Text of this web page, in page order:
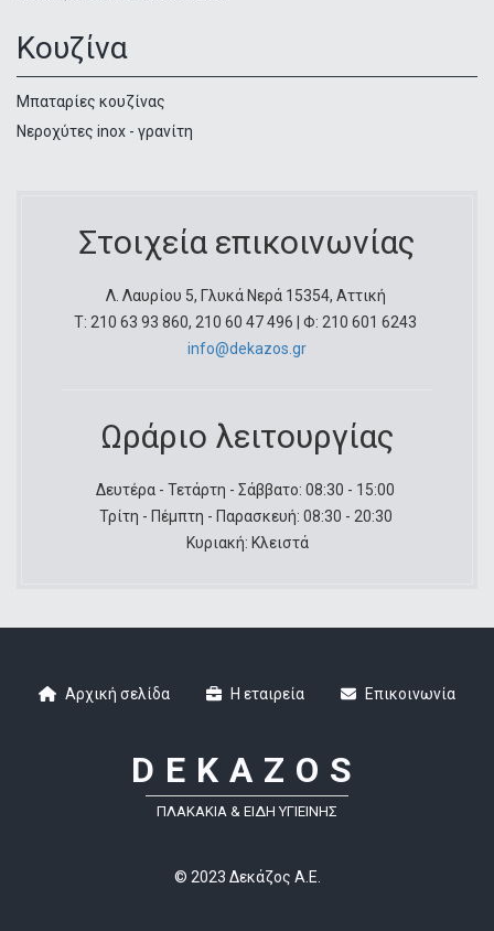
Κουζίνα
Μπαταρίες κουζίνας
Νεροχύτες inox - γρανίτη
Στοιχεία επικοινωνίας
Λ. Λαυρίου 5, Γλυκά Νερά 15354, Αττική
Τ: 210 63 93 860, 210 60 47 496 | Φ: 210 601 6243
info@dekazos.gr
Ωράριο λειτουργίας
Δευτέρα - Τετάρτη - Σάββατο: 08:30 - 15:00
Τρίτη - Πέμπτη - Παρασκευή: 08:30 - 20:30
Κυριακή: Κλειστά
Αρχική σελίδα Η εταιρεία Επικοινωνία
DEKAZOS
ΠΛΑΚΆΚΙΑ & ΕΊΔΗ ΥΓΙΕΙΝΉΣ
© 2023 Δεκάζος Α.Ε.